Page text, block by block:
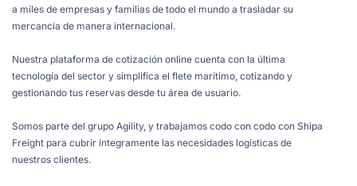
a miles de empresas y familias de todo el mundo a trasladar su
mercancía de manera internacional.
Nuestra plataforma de cotización online cuenta con la última
tecnología del sector y simplifica el flete marítimo, cotizando y
gestionando tus reservas desde tu área de usuario.
Somos parte del grupo Agility, y trabajamos codo con codo con Shipa
Freight para cubrir íntegramente las necesidades logísticas de
nuestros clientes.